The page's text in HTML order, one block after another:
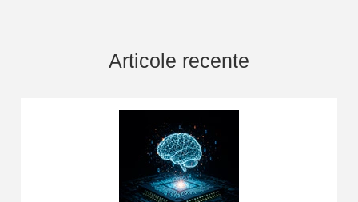
Articole recente